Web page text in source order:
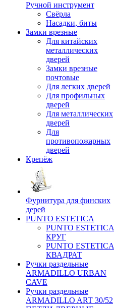
Ручной инструмент
Свёрла
Насадки, биты
Замки врезные
Для китайских
металлических
дверей
Замки врезные
почтовые
Для легких дверей
Для профильных
дверей
Для металлических
дверей
Для
противопожарных
дверей
Крепёж
Фурнитура для финских
дерей
PUNTO ESTETICA
PUNTO ESTETICA
КРУГ
PUNTO ESTETICA
КВАДРАТ
Ручки раздельные
ARMADILLO URBAN
CAVE
Ручки раздельные
ARMADILLO ART 30/52